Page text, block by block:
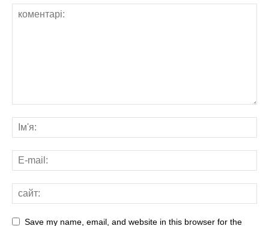
Save my name, email, and website in this browser for the